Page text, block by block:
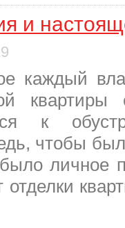
и
каждый
к
чтобы
личное
отделки